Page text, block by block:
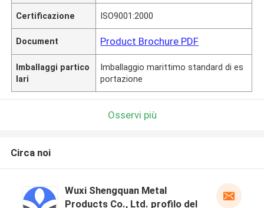
Certificazione ISO9001:2000
Document Product Brochure PDF
Imballaggi partico
lari
Imballaggio marittimo standard di es
portazione
Osservi più
Circa noi
Wuxi Shengquan Metal
Products Co., Ltd. profilo del